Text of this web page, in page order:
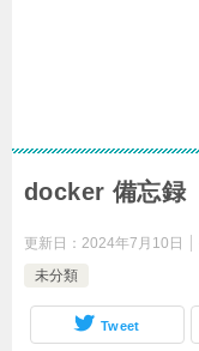
docker 備忘録
更新日： 2024年7月10日
未分類
Tweet